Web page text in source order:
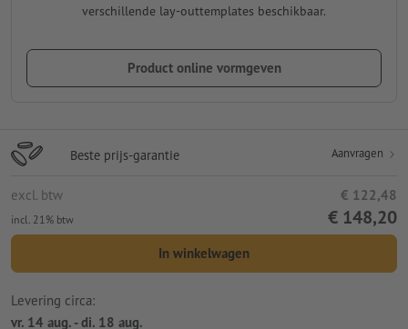
verschillende lay-outtemplates beschikbaar.
Product online vormgeven
Beste prijs-garantie Aanvragen
excl. btw € 122,48
incl. 21% btw € 148,20
In winkelwagen
Levering circa:
vr. 14 aug. - di. 18 aug.